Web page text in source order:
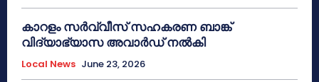
കാറളം സർവ്വീസ് സഹകരണ ബാങ്ക്
വിദ്യാഭ്യാസ അവാർഡ് നൽകി
Local News June 23, 2026